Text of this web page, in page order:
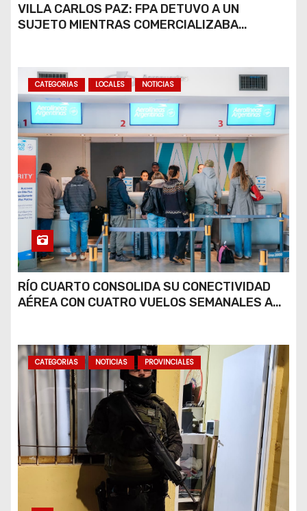
VILLA CARLOS PAZ: FPA DETUVO A UN
SUJETO MIENTRAS COMERCIALIZABA
CATEGORIAS LOCALES NOTICIAS
RÍO CUARTO CONSOLIDA SU CONECTIVIDAD
AÉREA CON CUATRO VUELOS SEMANALES A
CATEGORIAS NOTICIAS PROVINCIALES